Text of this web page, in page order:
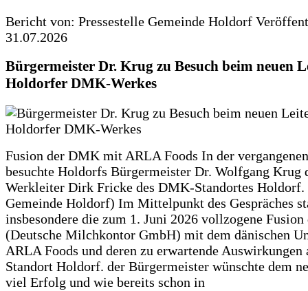
Bericht von: Pressestelle Gemeinde Holdorf
31.07.2026
Bürgermeister Dr. Krug zu Besuch beim neuen
Holdorfer DMK-Werkes
Fusion der DMK mit ARLA Foods In der
besuchte Holdorfs Bürgermeister Dr. Wolfgang Krug
Werkleiter Dirk Fricke des DMK-Standortes Holdorf.
Gemeinde Holdorf) Im Mittelpunkt des Gespräches
insbesondere die zum 1. Juni 2026 vollzogene
(Deutsche Milchkontor GmbH) mit dem dänischen
ARLA Foods und deren zu erwartende Auswirkungen
Standort Holdorf. der Bürgermeister wünschte dem
viel Erfolg und wie bereits schon in